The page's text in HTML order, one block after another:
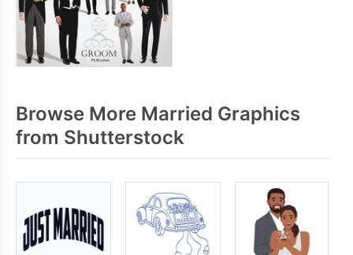
Browse More Married Graphics
from Shutterstock